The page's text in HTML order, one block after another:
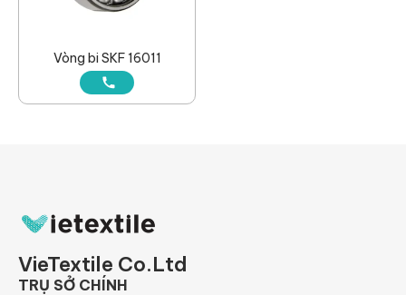
Vòng bi SKF 16011
VieTextile Co.Ltd
TRỤ SỞ CHÍNH